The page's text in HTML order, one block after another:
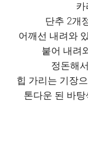
카
단추 2개
어깨선 내려와
붙어 내려
정돈해
힙 가리는 기장
톤다운 된 바